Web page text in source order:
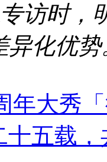
访时
异化优势